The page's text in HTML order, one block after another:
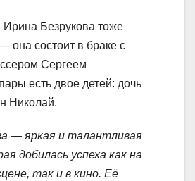
Ирина Безрукова тоже
она состоит в браке с
Сергеем
есть двое детей: дочь
Николай.
— яркая и талантливая
добилась успеха как на
так и в кино. Её